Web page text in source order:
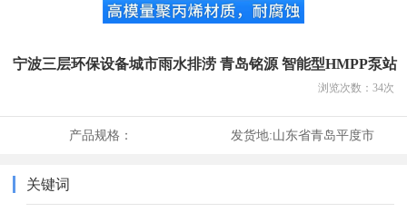
宁波三层环保设备城市雨水排涝 青岛铭源 智能型HMPP泵站
浏览次数： 34次
产品规格： 发货地:山东省青岛平度市
关键词